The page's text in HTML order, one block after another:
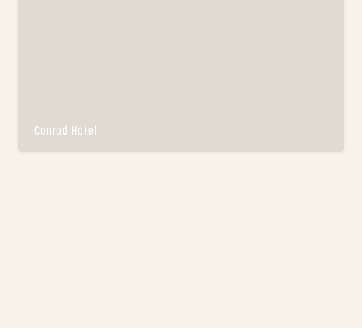
Conrad Hotel